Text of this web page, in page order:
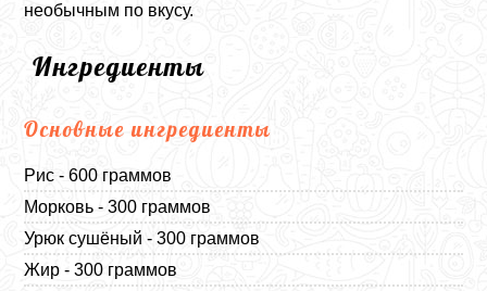
необычным по вкусу.
Ингредиенты
Основные ингредиенты
Рис - 600 граммов
Морковь - 300 граммов
Урюк сушёный - 300 граммов
Жир - 300 граммов